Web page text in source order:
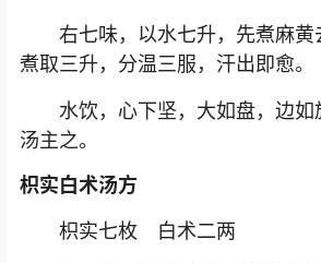
右七味，以水七升，先煮麻黄
煮取三升，分温三服，汗出即愈。
水饮，心下坚，大如盘，边
汤主之。
枳实白术汤方
枳实七枚 白术二两